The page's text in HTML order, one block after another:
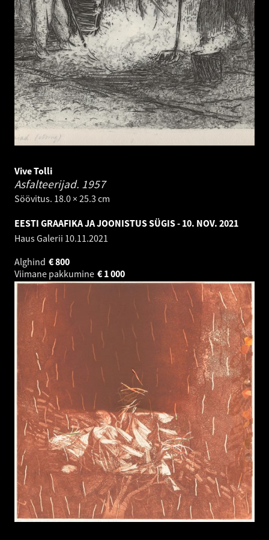
Vive Tolli
Asfalteerijad. 1957
Söövitus. 18.0 × 25.3 cm
EESTI GRAAFIKA JA JOONISTUS SÜGIS - 10. NOV. 2021
Haus Galerii 10.11.2021
Alghind
800
€
Viimane pakkumine
1 000
€